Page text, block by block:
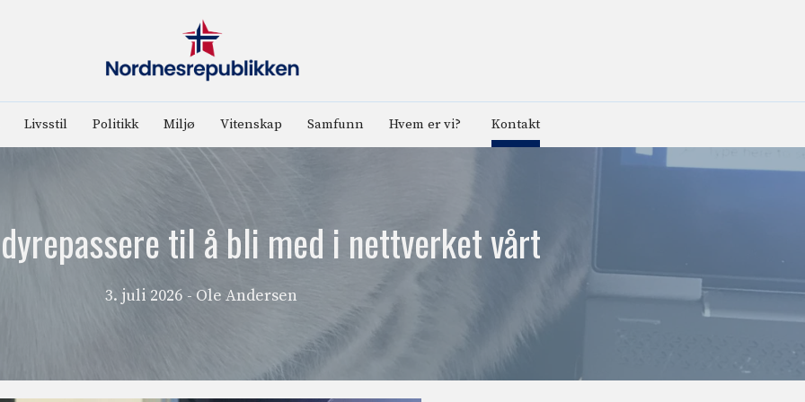
Livsstil Politikk Miljø Vitenskap Samfunn Hvem er vi? Kontakt
til å bli med i nettverket vårt
3. juli 2026 - Ole Andersen